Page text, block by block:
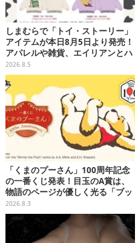
しまむらで「トイ・ストーリー」
アイテムが本日8月5日より発売！
アパレルや雑貨、エイリアンとハ
ムのダイカットクッションなど盛
りだくさん
2026.8.5
「くまのプーさん」100周年記念
の一番くじ発表！目玉のA賞は、
物語のページが優しく光る「ブッ
クシェイプドライト」
2026.8.3